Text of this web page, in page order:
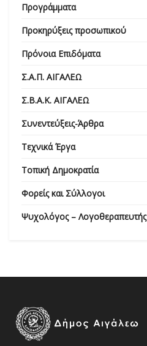
Προγράμματα
Προκηρύξεις προσωπικού
Πρόνοια Επιδόματα
Σ.Α.Π. ΑΙΓΑΛΕΩ
Σ.Β.Α.Κ. ΑΙΓΑΛΕΩ
Συνεντεύξεις-Άρθρα
Τεχνικά Έργα
Τοπική Δημοκρατία
Φορείς και Σύλλογοι
Ψυχολόγος – Λογοθεραπευτής